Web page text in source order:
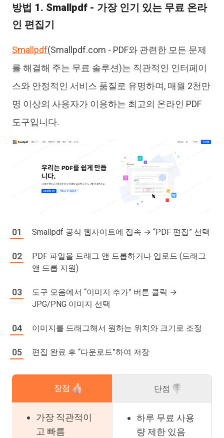
방법 1. Smallpdf - 가장 인기 있는 무료 온라
인 편집기
Smallpdf(Smallpdf.com - PDF와 관련한 모든 문제
를 해결해 주는 무료 솔루션)는 직관적인 인터페이
스와 안정적인 서비스 품질로 유명하며, 매월 2천만
명 이상의 사용자가 이용하는 최고의 온라인 PDF
도구입니다.
Smallpdf 공식 웹사이트에 접속 → “PDF 편집” 선택
PDF 파일을 드래그 앤 드롭하거나 업로드 (드래그
앤 드롭 지원)
도구 모음에서 “이미지 추가” 버튼 클릭 →
JPG/PNG 이미지 선택
이미지를 드래그해서 원하는 위치와 크기로 조정
편집 완료 후 “다운로드”하여 저장
장점
가장 직관적이
고 빠름
단점
하루 무료 사용
량 제한 있음